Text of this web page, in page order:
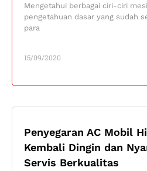
15/09/2020
Mengetahui berbagai ciri-ciri
pengetahuan dasar yang sudah
para
Penyegaran AC Mobil
Kembali Dingin dan
Servis Berkualitas